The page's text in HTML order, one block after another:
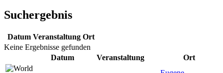
Suchergebnis
Datum Veranstaltung Ort
Keine Ergebnisse gefunden
Datum
Veranstaltung Ort